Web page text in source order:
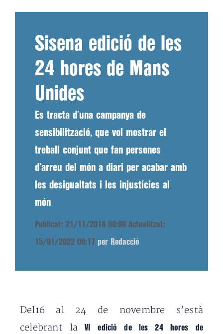
Sisena edició de les
24 hores de Mans
Unides
Es tracta d’una campanya de
sensibilització, que vol mostrar el
treball conjunt que fan persones
d’arreu del món a diari per acabar amb
les desigualtats i les injustícies al
món
Publicat: 21/11/2018 00:00 Actualitzat:
15/01/2022 09:17 per Redacció
Del16 al 24 de novembre s’està
celebrant laVI edició de les 24 hores de